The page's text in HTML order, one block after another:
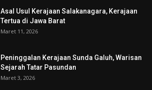
Asal Usul Kerajaan Salakanagara, Kerajaan
Tertua di Jawa Barat
Maret 11, 2026
Peninggalan Kerajaan Sunda Galuh, Warisan
Sejarah Tatar Pasundan
Maret 3, 2026